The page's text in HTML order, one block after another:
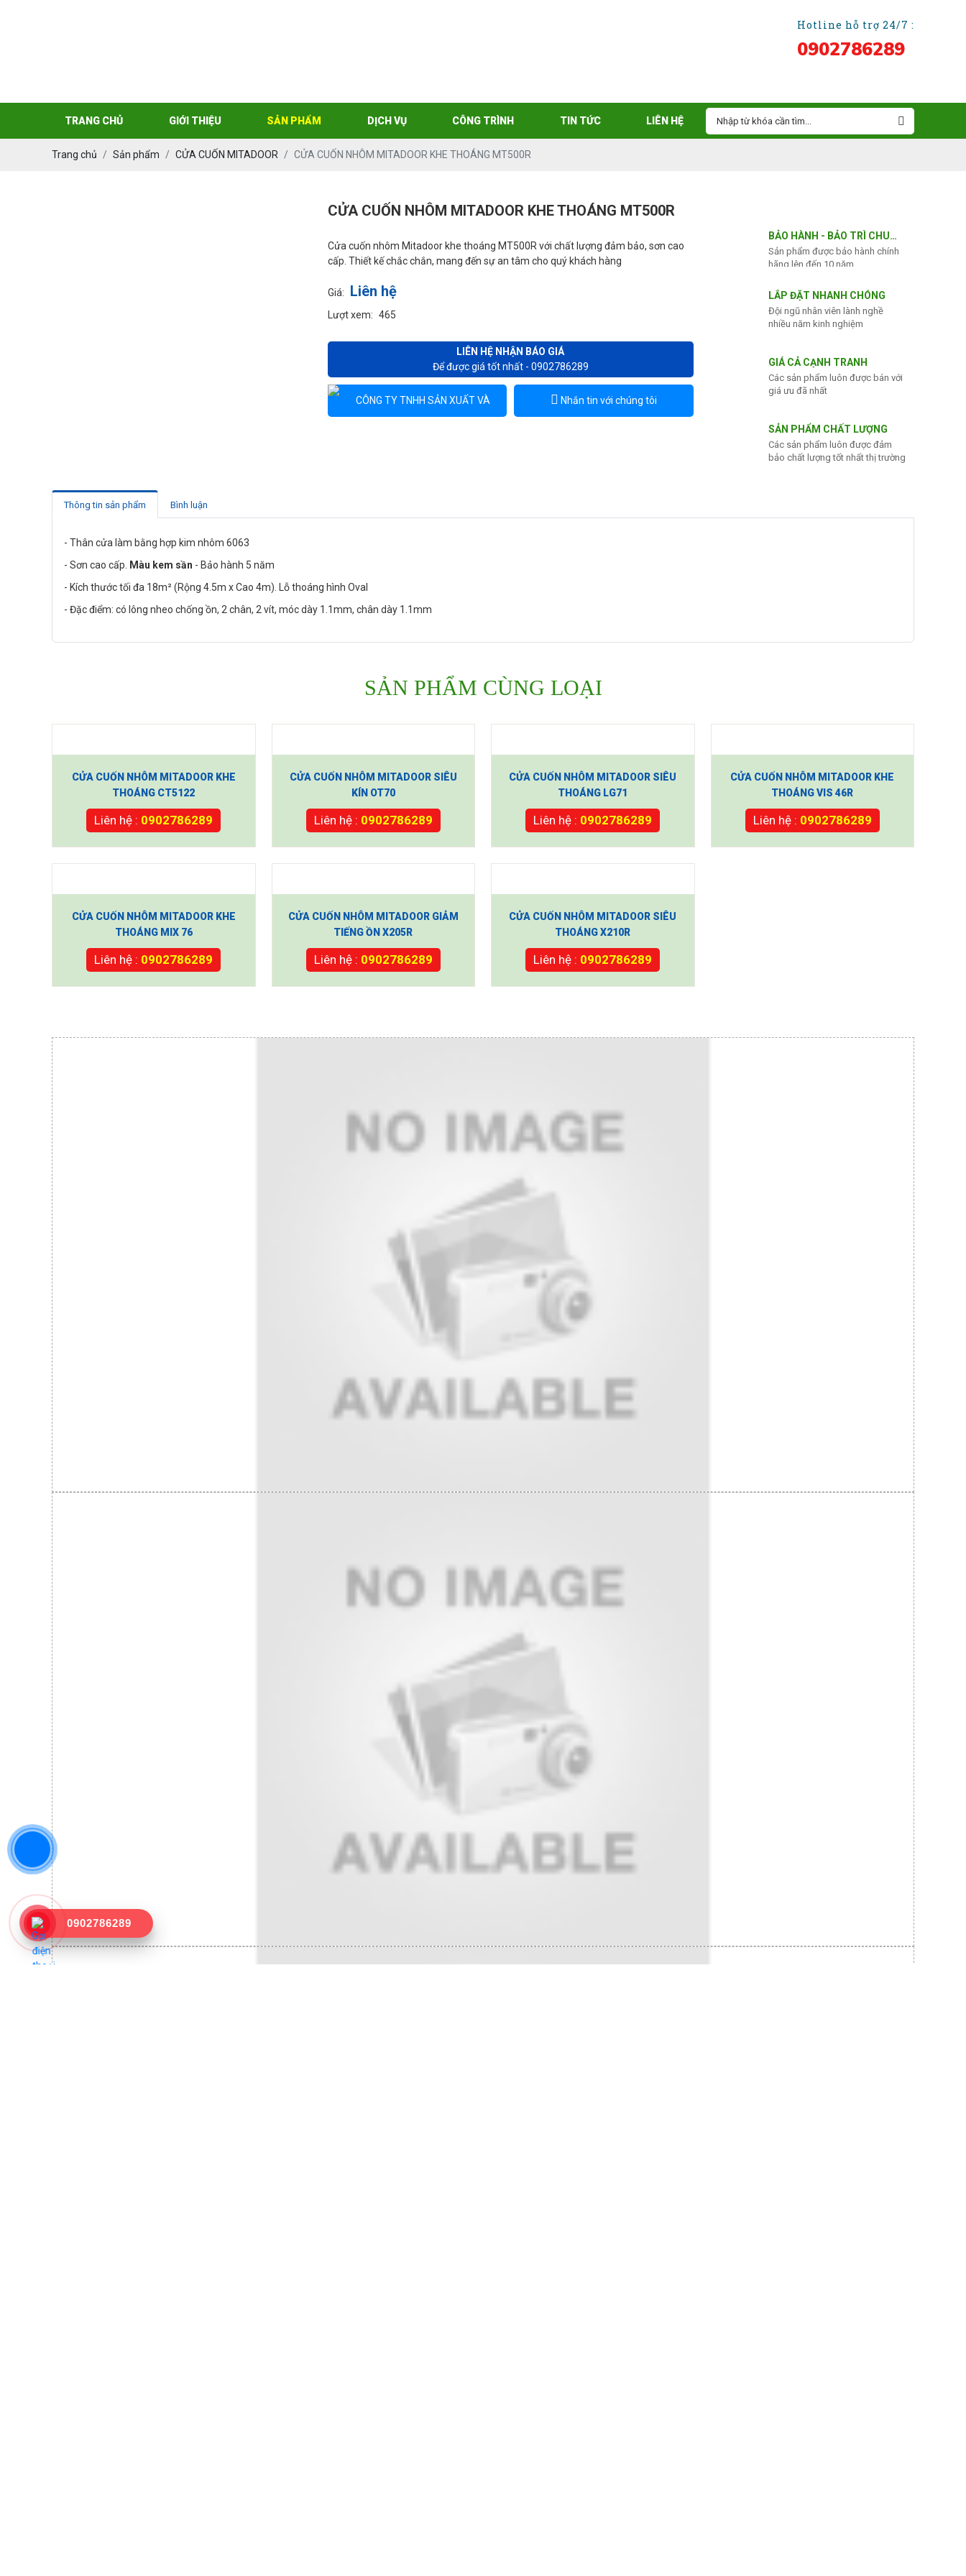
Hotline hỗ trợ 24/7 :
0902786289
TRANG CHỦ GIỚI THIỆU SẢN PHẨM DỊCH VỤ CÔNG TRÌNH TIN TỨC LIÊN HỆ
Trang chủ Sản phẩm CỬA CUỐN MITADOOR CỬA CUỐN NHÔM MITADOOR KHE THOÁNG MT500R
CỬA CUỐN NHÔM MITADOOR KHE THOÁNG MT500R
Cửa cuốn nhôm Mitadoor khe thoáng MT500R với chất lượng đảm bảo, sơn cao
cấp. Thiết kế chắc chắn, mang đến sự an tâm cho quý khách hàng
Giá: Liên hệ
Lượt xem: 465
LIÊN HỆ NHẬN BÁO GIÁ
Để được giá tốt nhất - 0902786289
Nhắn tin với chúng tôi
BẢO HÀNH - BẢO TRÌ CHU
ĐÁO
Sản phẩm được bảo hành chính
hãng lên đến 10 năm
LẮP ĐẶT NHANH CHÓNG
Đội ngũ nhân viên lành nghề
nhiều năm kinh nghiệm
GIÁ CẢ CẠNH TRANH
Các sản phẩm luôn được bán với
giá ưu đã nhất
SẢN PHẨM CHẤT LƯỢNG
Các sản phẩm luôn được đảm
bảo chất lượng tốt nhất thị trường
Thông tin sản phẩm Bình luận
- Thân cửa làm bằng hợp kim nhôm 6063
- Sơn cao cấp.
Màu kem sần - Bảo hành 5 năm
- Kích thước tối đa 18m² (Rộng 4.5m x Cao 4m). Lỗ thoáng hình Oval
- Đặc điểm: có lông nheo chống ồn, 2 chân, 2 vít, móc dày 1.1mm, chân dày 1.1mm
SẢN PHẨM CÙNG LOẠI
CỬA CUỐN NHÔM MITADOOR KHE
THOÁNG CT5122
Liên hệ : 0902786289
CỬA CUỐN NHÔM MITADOOR SIÊU
KÍN OT70
Liên hệ : 0902786289
CỬA CUỐN NHÔM MITADOOR SIÊU
THOÁNG LG71
Liên hệ : 0902786289
CỬA CUỐN NHÔM MITADOOR KHE
THOÁNG VIS 46R
Liên hệ : 0902786289
CỬA CUỐN NHÔM MITADOOR KHE
THOÁNG MIX 76
Liên hệ : 0902786289
CỬA CUỐN NHÔM MITADOOR GIẢM
TIẾNG ỒN X205R
Liên hệ : 0902786289
CỬA CUỐN NHÔM MITADOOR SIÊU
THOÁNG X210R
Liên hệ : 0902786289
0902786289